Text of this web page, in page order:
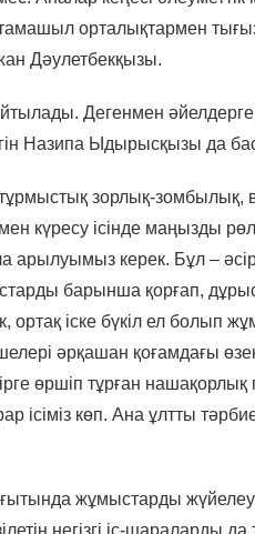
орталықтармен
Дәулетбекқызы.
Дегенмен
Назипа Ыдырысқызы да
зорлық-зомбылық,
күресу ісінде маңызды рөл
арылуымыз керек. Бұл –
барынша қорғап, дұрыс
ортақ іске бүкіл ел болып
әрқашан қоғамдағы
өршіп тұрған
ісіміз көп. Ана ұлтты
жұмыстарды жүйелеу